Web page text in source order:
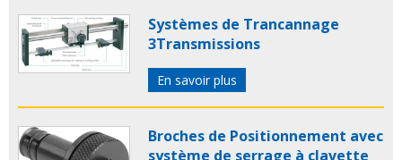
Systèmes de Trancannage
3Transmissions
En savoir plus
Broches de Positionnement avec
système de serrage à clavette